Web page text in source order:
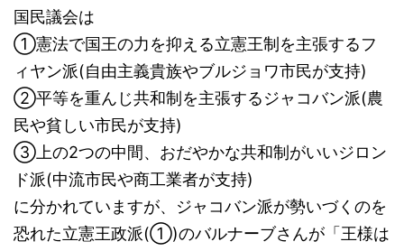
国民議会は
①憲法で国王の力を抑える立憲王制を主張するフ
ィヤン派(自由主義貴族やブルジョワ市民が支持)
②平等を重んじ共和制を主張するジャコバン派(農
民や貧しい市民が支持)
③上の2つの中間、おだやかな共和制がいいジロン
ド派(中流市民や商工業者が支持)
に分かれていますが、ジャコバン派が勢いづくのを
恐れた立憲王政派(①)のバルナーブさんが「王様は